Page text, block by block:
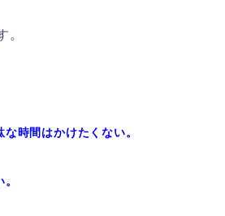
。
時間はかけたくない。